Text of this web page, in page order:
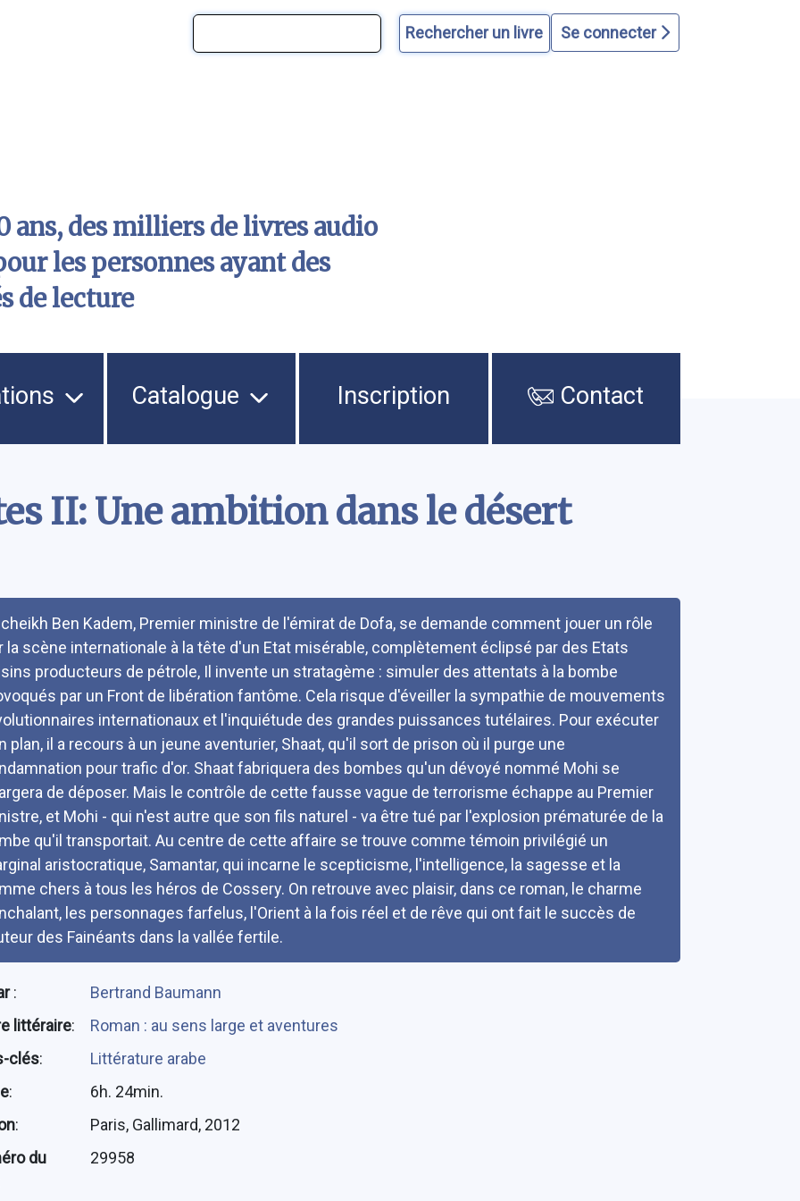
Se connecter
ans, des milliers de livres audio
les personnes ayant des
de lecture
Catalogue Inscription Contact
II: Une ambition dans le désert
Ben Kadem, Premier ministre de l'émirat de Dofa, se demande comment jouer un rôle
la scène internationale à la tête d'un Etat misérable, complètement éclipsé par des Etats
producteurs de pétrole, Il invente un stratagème : simuler des attentats à la bombe
par un Front de libération fantôme. Cela risque d'éveiller la sympathie de mouvements
internationaux et l'inquiétude des grandes puissances tutélaires. Pour exécuter
plan, il a recours à un jeune aventurier, Shaat, qu'il sort de prison où il purge une
pour trafic d'or. Shaat fabriquera des bombes qu'un dévoyé nommé Mohi se
de déposer. Mais le contrôle de cette fausse vague de terrorisme échappe au Premier
et Mohi - qui n'est autre que son fils naturel - va être tué par l'explosion prématurée de la
qu'il transportait. Au centre de cette affaire se trouve comme témoin privilégié un
aristocratique, Samantar, qui incarne le scepticisme, l'intelligence, la sagesse et la
chers à tous les héros de Cossery. On retrouve avec plaisir, dans ce roman, le charme
les personnages farfelus, l'Orient à la fois réel et de rêve qui ont fait le succès de
des Fainéants dans la vallée fertile.
:
Bertrand Baumann
littéraire:
Roman : au sens large et aventures
clés:
Littérature arabe
:
6h. 24min.
:
Paris, Gallimard, 2012
du
29958